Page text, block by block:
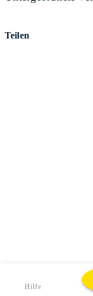
Teilen
Hilfe